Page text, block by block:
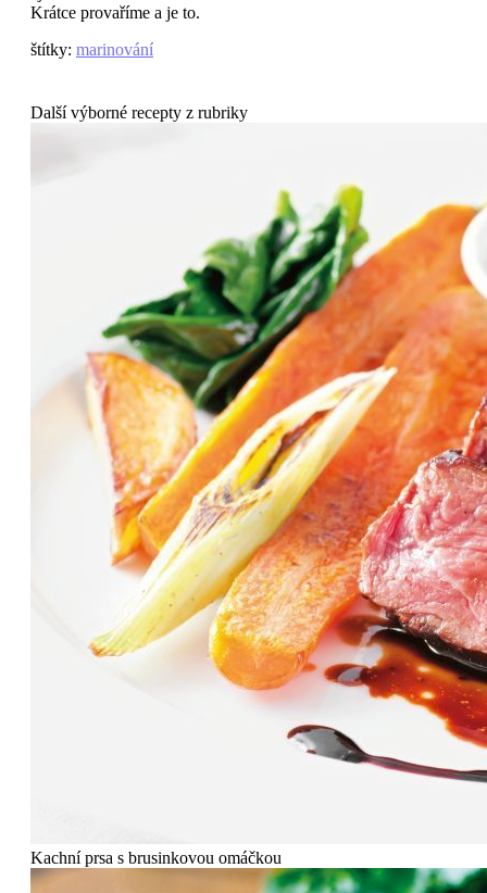
Krátce provaříme a je to.
štítky: marinování
Další výborné recepty z rubriky
Kachní prsa s brusinkovou omáčkou